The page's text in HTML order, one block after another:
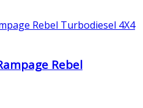
Rebel